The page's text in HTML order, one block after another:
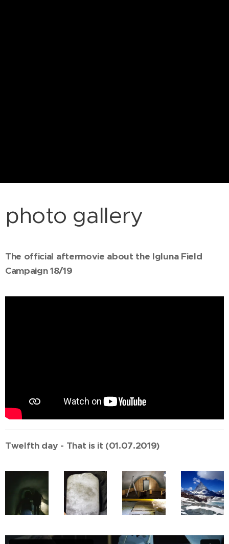
photo gallery
The official aftermovie about the Igluna Field
Campaign 18/19
Twelfth day - That is it (01.07.2019)